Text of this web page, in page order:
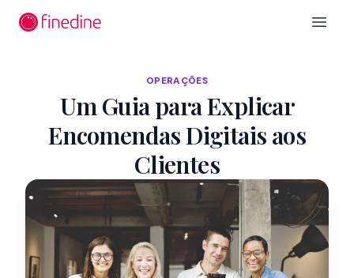
Open
OPERAÇÕES
Um Guia para Explicar
Encomendas Digitais aos
Clientes